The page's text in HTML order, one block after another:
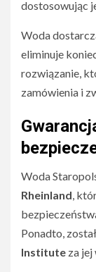
dostosowując
Woda
eliminuje
rozwiązanie,
zamówienia i
Woda
Rheinland,
Ponadto,
Institute za